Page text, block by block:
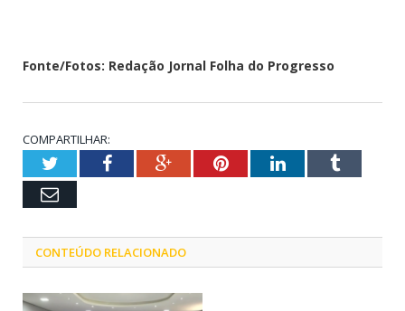
Fonte/Fotos: Redação Jornal Folha do Progresso
COMPARTILHAR:
TwitterFacebookGoogle+PinterestLinkedInTumblr
Email
CONTEÚDO RELACIONADO